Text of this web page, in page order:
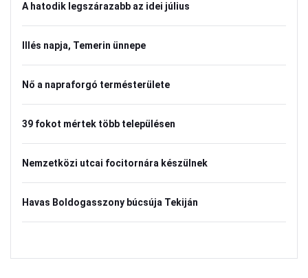
A hatodik legszárazabb az idei július
Illés napja, Temerin ünnepe
Nő a napraforgó termésterülete
39 fokot mértek több településen
Nemzetközi utcai focitornára készülnek
Havas Boldogasszony búcsúja Tekiján